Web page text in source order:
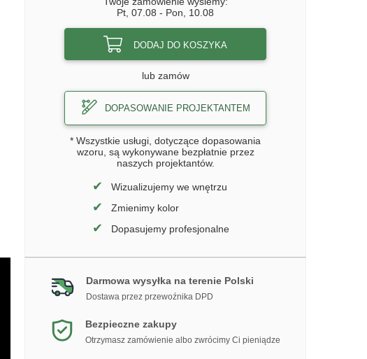
Pt, 07.08 - Pon, 10.08
DODAJ DO KOSZYKA
lub zamów
DOPASOWANIE PROJEKTANTEM
* Wszystkie usługi, dotyczące dopasowania
wzoru, są wykonywane bezpłatnie przez
naszych projektantów.
✔ Wizualizujemy we wnętrzu
✔ Zmienimy kolor
✔ Dopasujemy profesjonalne
Darmowa wysyłka na terenie Polski
Dostawa przez przewoźnika DPD
Bezpieczne zakupy
Otrzymasz zamówienie albo zwrócimy Ci pieniądze